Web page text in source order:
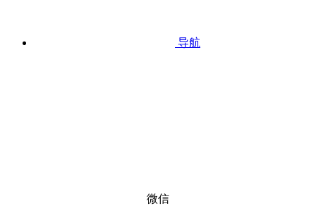
导航
微信